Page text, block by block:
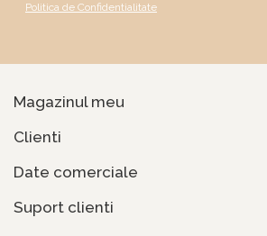
Politica de Confidentialitate
Magazinul meu
Clienti
Date comerciale
Suport clienti